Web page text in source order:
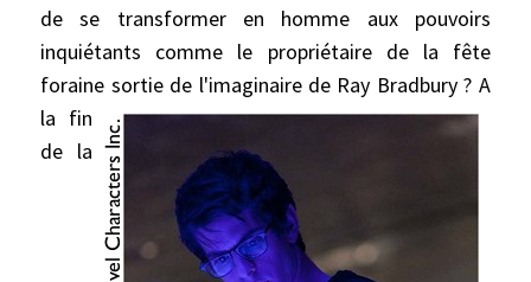
de se transformer en homme aux pouvoirs
inquiétants comme le propriétaire de la fête
foraine sortie de l'imaginaire de Ray Bradbury ? A
la fin
de la